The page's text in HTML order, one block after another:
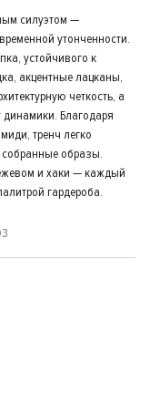
силуэтом —
утонченности.
устойчивого к
акцентные лацканы,
четкость, а
Благодаря
тренч легко
собранные образы.
и хаки — каждый
гардероба.